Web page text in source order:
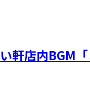
店内BGM